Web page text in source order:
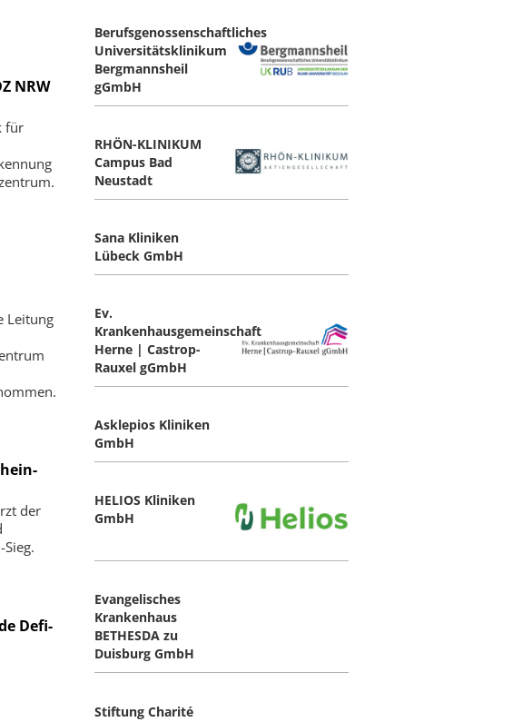
NRW
für
Leitung
der
Defi-
Berufsgenossenschaftliches
Universitätsklinikum
Bergmannsheil
gGmbH
RHÖN-KLINIKUM
Campus Bad
Neustadt
Sana Kliniken
Lübeck GmbH
Ev.
Krankenhausgemeinschaft
Herne | Castrop-
Rauxel gGmbH
Asklepios Kliniken
GmbH
HELIOS Kliniken
GmbH
Evangelisches
Krankenhaus
BETHESDA zu
Duisburg GmbH
Stiftung Charité